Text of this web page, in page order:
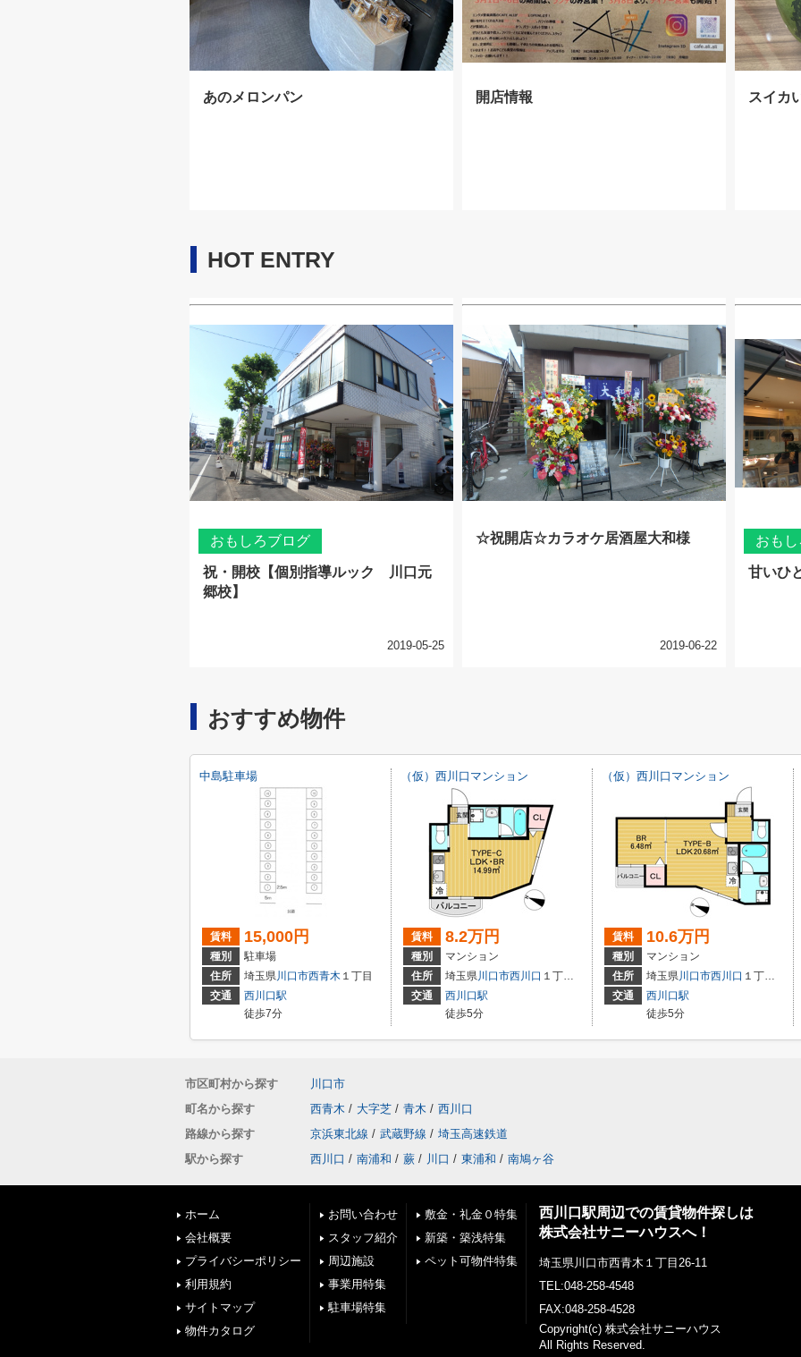
あのメロンパン 開店情報 スイカ
HOT ENTRY
おもしろブログ
祝・開校【個別指導ルック 川口元
郷校】
2019-05-25
☆祝開店☆カラオケ居酒屋大和様
2019-06-22
おも
甘いひ
おすすめ物件
中島駐車場
賃料 15,000円
種別
駐車場
住所
埼玉県川口市西青木 １丁目
交通
西川口駅
徒歩7分
（仮）西川口マンション
賃料 8.2万円
種別
マンション
住所
埼玉県川口市西川口 １丁目25
交通
西川口駅
徒歩5分
（仮）西川口マンション
賃料 10.6万円
種別
マンション
住所
埼玉県川口市西川口 １丁目25
交通
西川口駅
徒歩5分
市区町村から探す
川口市
町名から探す
西青木 / 大字芝 / 青木 / 西川口
路線から探す
京浜東北線 / 武蔵野線 / 埼玉高速鉄道
駅から探す
西川口 / 南浦和 / 蕨 / 川口 / 東浦和 / 南鳩ヶ谷
ホーム
会社概要
プライバシーポリシー
利用規約
サイトマップ
物件カタログ
お問い合わせ
スタッフ紹介
周辺施設
事業用特集
駐車場特集
敷金・礼金０特集
新築・築浅特集
ペット可物件特集
西川口駅周辺での賃貸物件探しは
株式会社サニーハウスへ！
埼玉県川口市西青木１丁目26-11
TEL:048-258-4548
FAX:048-258-4528
Copyright(c) 株式会社サニーハウス
All Rights Reserved.